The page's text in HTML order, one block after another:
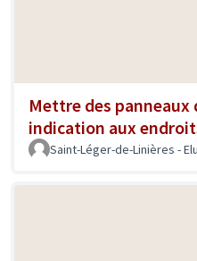
Mettre des
indication aux
Saint-Léger-de-Linières -